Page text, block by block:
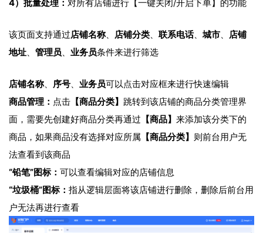
4）批量处理： 对所有店铺进行【一键关闭/开启下单】的功能
该页面支持通过店铺名称、 店铺分类、 联系电话、城市、 店铺
地址、 管理员、 业务员条件来进行筛选
店铺名称、 序号、 业务员可以点击对应框来进行快速编辑
商品管理： 点击【商品分类】 跳转到该店铺的商品分类管理界
面，需要先创建好商品分类再通过 【商品】 来添加该分类下的
商品，如果商品没有选择对应所属 【商品分类】 则前台用户无
法查看到该商品
“铅笔”图标： 可以查看编辑对应的店铺信息
“垃圾桶”图标： 指从逻辑层面将该店铺进行删除，删除后前台用
户无法再进行查看